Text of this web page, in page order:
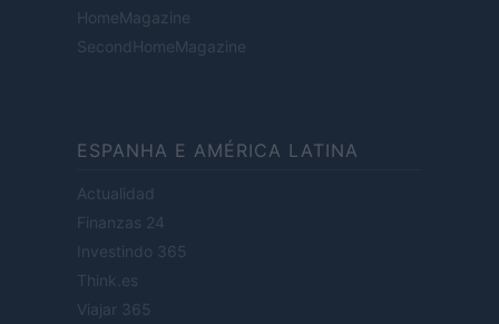
HomeMagazine
SecondHomeMagazine
ESPANHA E AMÉRICA LATINA
Actualidad
Finanzas 24
Investindo 365
Think.es
Viajar 365